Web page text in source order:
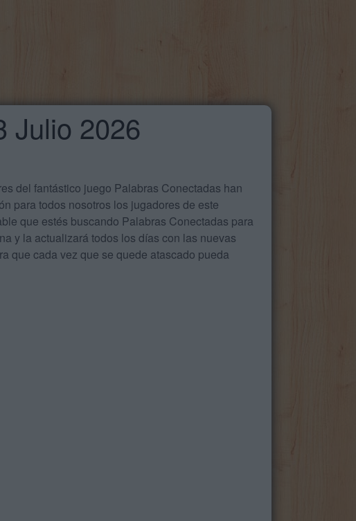
Julio 2026
del fantástico juego Palabras Conectadas han
para todos nosotros los jugadores de este
que estés buscando Palabras Conectadas para
y la actualizará todos los días con las nuevas
que cada vez que se quede atascado pueda